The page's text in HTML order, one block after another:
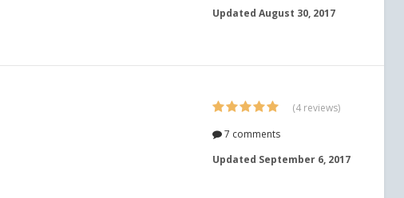
Updated August 30, 2017
(4 reviews)
7 comments
Updated September 6, 2017